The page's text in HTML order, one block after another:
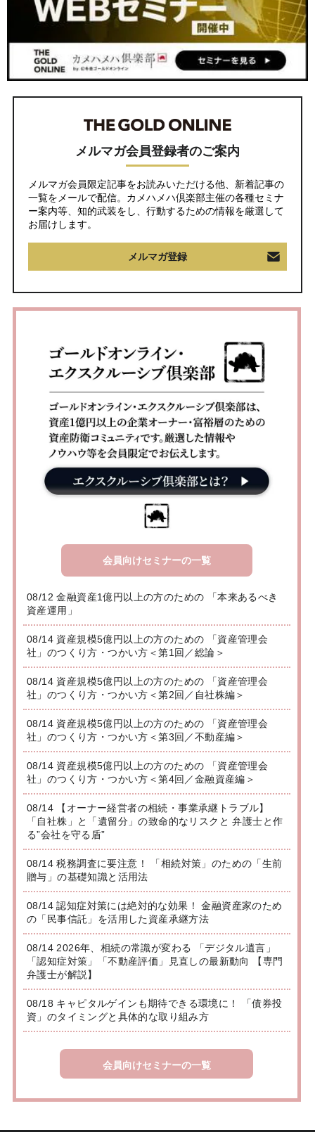
メルマガ会員登録者のご案内
メルマガ会員限定記事をお読みいただける他、新着記事の
一覧をメールで配信。カメハメハ倶楽部主催の各種セミナ
ー案内等、知的武装をし、行動するための情報を厳選して
お届けします。
メルマガ登録
会員向けセミナーの一覧
08/12 金融資産1億円以上の方のための 「本来あるべき
資産運用」
08/14 資産規模5億円以上の方のための 「資産管理会
社」のつくり方・つかい方＜第1回／総論＞
08/14 資産規模5億円以上の方のための 「資産管理会
社」のつくり方・つかい方＜第2回／自社株編＞
08/14 資産規模5億円以上の方のための 「資産管理会
社」のつくり方・つかい方＜第3回／不動産編＞
08/14 資産規模5億円以上の方のための 「資産管理会
社」のつくり方・つかい方＜第4回／金融資産編＞
08/14 【オーナー経営者の相続・事業承継トラブル】
「自社株」と「遺留分」の致命的なリスクと 弁護士と作
る”会社を守る盾”
08/14 税務調査に要注意！ 「相続対策」のための「生前
贈与」の基礎知識と活用法
08/14 認知症対策には絶対的な効果！ 金融資産家のため
の「民事信託」を活用した資産承継方法
08/14 2026年、相続の常識が変わる 「デジタル遺言」
「認知症対策」「不動産評価」見直しの最新動向 【専門
弁護士が解説】
08/18 キャピタルゲインも期待できる環境に！ 「債券投
資」のタイミングと具体的な取り組み方
会員向けセミナーの一覧